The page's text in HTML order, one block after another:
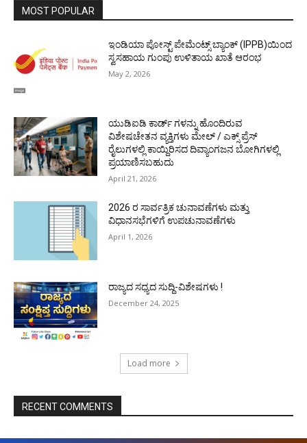
MOST POPULAR
ಇಂಡಿಯಾ ಪೋಸ್ಟ್ ಪೇಮೆಂಟ್ಸ್ ಬ್ಯಾಂಕ್ (IPPB)ಯಿಂದ
ಸ್ವಸಹಾಯ ಗುಂಪು ಉಳಿತಾಯ ಖಾತೆ ಆರಂಭ
May 2, 2026
ಯುಡಿಐಡಿ ಕಾರ್ಡ್ ಗಳನ್ನು ಹೊಂದಿರುವ
ವಿಶೇಷಚೇತನ ವ್ಯಕ್ತಿಗಳು ಮೇಲ್ / ಎಕ್ಸ್ ಪ್ರೆಸ್
ರೈಲುಗಳಲ್ಲಿ ಕಾಯ್ದಿರಿಸದ ದಿವ್ಯಾಂಗಜನ ಬೋಗಿಗಳಲ್ಲಿ
ಪ್ರಯಾಣಿಸಬಹುದು
April 21, 2026
2026 ರ ಸಾರ್ವತ್ರಿಕ ಚುನಾವಣೆಗಳು ಮತ್ತು
ವಿಧಾನಸಭೆಗಳಿಗೆ ಉಪಚುನಾವಣೆಗಳು
April 1, 2026
ರಾಜ್ಯದ ಸಧ್ಯದ ಸುದ್ದಿ-ವಿಶೇಷಗಳು !
December 24, 2025
Load more
RECENT COMMENTS